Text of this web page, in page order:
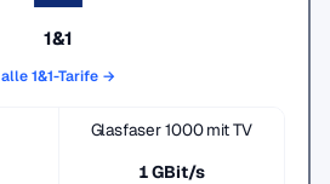
1&1
alle 1&1-Tarife →
Glasfaser 1000 mit TV
1 GBit/s